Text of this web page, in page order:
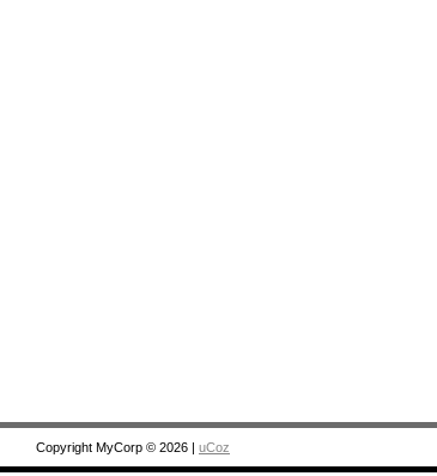
Copyright MyCorp © 2026 uCoz